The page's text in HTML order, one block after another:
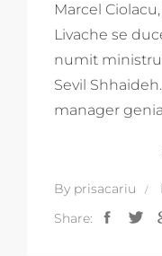
Marcel
Livache se
numit ministru
Sevil
manager
By prisacariu
Share: